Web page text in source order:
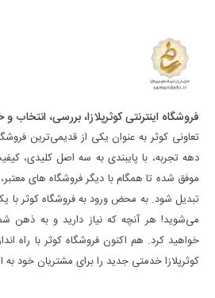
فروشگاه اینترنتی کوثرپلازا، بررسی، انتخاب و
تعاونی کوثر به عنوان یکی از قدیمی‌ترین
دهه تجربه، با پایبندی به سه اصل کلیدی،
موفق شده تا همگام با دیگر فروشگاه های
تبدیل شود. به محض ورود به فروشگاه کوثر با
می‌شوید! هر آنچه که نیاز دارید و به ذهن
خواهید کرد. هم اکنون فروشگاه کوثر با راه
کوثرپلازا خدمتی جدید را برای مشتریان خود